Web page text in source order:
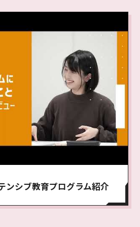
ンシブ教育プログラム紹介